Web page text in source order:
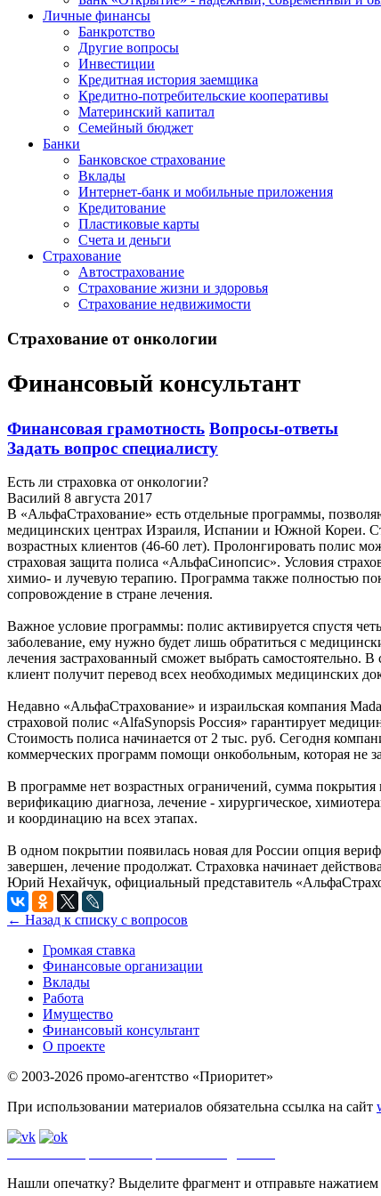
Личные финансы
Банкротство
Другие вопросы
Инвестиции
Кредитная история заемщика
Кредитно-потребительские кооперативы
Материнский капитал
Семейный бюджет
Банки
Банковское страхование
Вклады
Интернет-банк и мобильные приложения
Кредитование
Пластиковые карты
Счета и деньги
Страхование
Автострахование
Страхование жизни и здоровья
Страхование недвижимости
Страхование от онкологии
Финансовый консультант
Финансовая грамотность Вопросы-ответы
Задать вопрос специалисту
Есть ли страховка от онкологии?
Василий 8 августа 2017
В «АльфаСтрахование» есть отдельные программы,
медицинских центрах Израиля, Испании и Южной Кореи.
возрастных клиентов (46-60 лет). Пролонгировать полис
страховая защита полиса «АльфаСинопсис». Условия
химио- и лучевую терапию. Программа также полностью
сопровождение в стране лечения.
Важное условие программы: полис активируется спустя
заболевание, ему нужно будет лишь обратиться с
лечения застрахованный сможет выбрать
клиент получит перевод всех необходимых медицинских
Недавно «АльфаСтрахование» и израильская компания
страховой полис «AlfaSynopsis Россия» гарантирует
Стоимость полиса начинается от 2 тыс. руб. Сегодня
коммерческих программ помощи онкобольным, которая не
В программе нет возрастных ограничений, сумма покрытия
верификацию диагноза, лечение - хирургическое,
и координацию на всех этапах.
В одном покрытии появилась новая для России опция
завершен, лечение продолжат. Страховка начинает
Юрий Нехайчук, официальный представитель
← Назад к списку с вопросов
Громкая ставка
Финансовые организации
Вклады
Работа
Имущество
Финансовый консультант
О проекте
© 2003-2026 промо-агентство «Приоритет»
При использовании материалов обязательна ссылка на сайт
Нашли опечатку? Выделите фрагмент и отправьте нажатием